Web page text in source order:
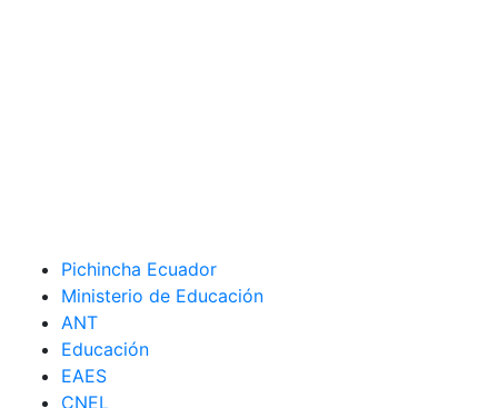
Pichincha Ecuador
Ministerio de Educación
ANT
Educación
EAES
CNEL